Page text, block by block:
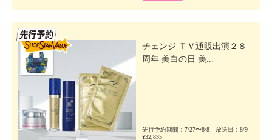
チェンジ ＴＶ通販出演２８
周年 美白の日 美...
先行予約期間：7/27〜8/8 放送日：8/9
¥32,835